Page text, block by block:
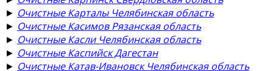
► Очистные Карталы Челябинская область
► Очистные Касимов Рязанская область
► Очистные Касли Челябинская область
► Очистные Каспийск Дагестан
► Очистные Катав-Ивановск Челябинская область